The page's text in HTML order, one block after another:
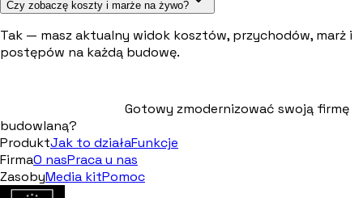
Czy zobaczę koszty i marże na żywo?
Tak — masz aktualny widok kosztów, przychodów, marż i
postępów na każdą budowę.
Gotowy zmodernizować swoją firmę
budowlaną?
ProduktJak to działaFunkcje
FirmaO nasPraca u nas
ZasobyMedia kitPomoc